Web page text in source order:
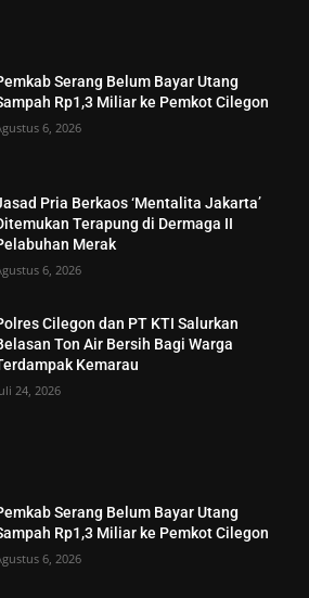
Serang Belum Bayar Utang
Rp1,3 Miliar ke Pemkot Cilegon
6, 2026
Pria Berkaos ‘Mentalita Jakarta’
Terapung di Dermaga II
Merak
6, 2026
Cilegon dan PT KTI Salurkan
Ton Air Bersih Bagi Warga
Kemarau
24, 2026
Serang Belum Bayar Utang
Rp1,3 Miliar ke Pemkot Cilegon
6, 2026